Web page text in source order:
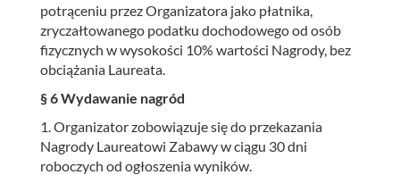
potrąceniu przez Organizatora jako płatnika,
zryczałtowanego podatku dochodowego od osób
fizycznych w wysokości 10% wartości Nagrody, bez
obciążania Laureata.
§ 6 Wydawanie nagród
1. Organizator zobowiązuje się do przekazania
Nagrody Laureatowi Zabawy w ciągu 30 dni
roboczych od ogłoszenia wyników.